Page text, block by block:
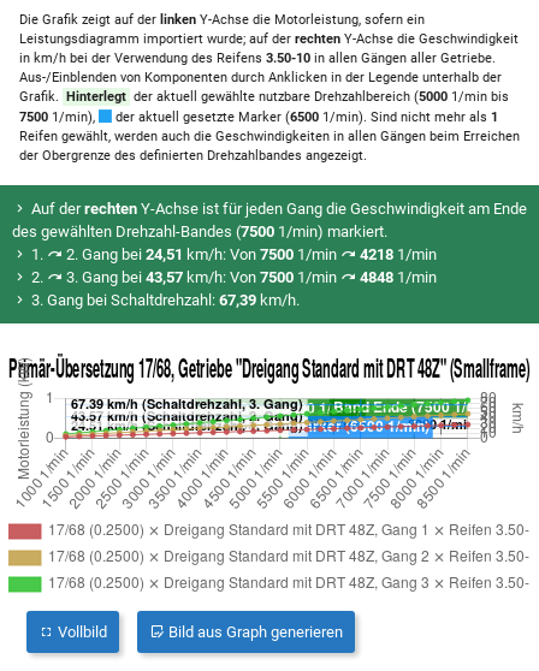
Die Grafik zeigt auf der linken Y-Achse die Motorleistung, sofern ein
Leistungsdiagramm importiert wurde; auf der rechten Y-Achse die Geschwindigkeit
in km/h bei der Verwendung des Reifens 3.50-10 in allen Gängen aller Getriebe.
Aus-/Einblenden von Komponenten durch Anklicken in der Legende unterhalb der
Grafik. Hinterlegt der aktuell gewählte nutzbare Drehzahlbereich (5000 1/min bis
7500 1/min), der aktuell gesetzte Marker (6500 1/min). Sind nicht mehr als 1
Reifen gewählt, werden auch die Geschwindigkeiten in allen Gängen beim Erreichen
der Obergrenze des definierten Drehzahlbandes angezeigt.
Auf derrechten Y-Achse ist für jeden Gang die Geschwindigkeit am Ende
des gewählten Drehzahl-Bandes (7500 1/min) markiert.
1.
2. Gang bei 24,51 km/h: Von 7500 1/min 4218 1/min
2.
3. Gang bei 43,57 km/h: Von 7500 1/min 4848 1/min
3. Gang bei Schaltdrehzahl: 67,39 km/h.
Vollbild Bild aus Graph generieren